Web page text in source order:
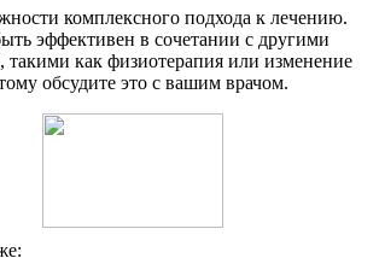
комплексного подхода к лечению.
эффективен в сочетании с другими
такими как физиотерапия или изменение
обсудите это с вашим врачом.